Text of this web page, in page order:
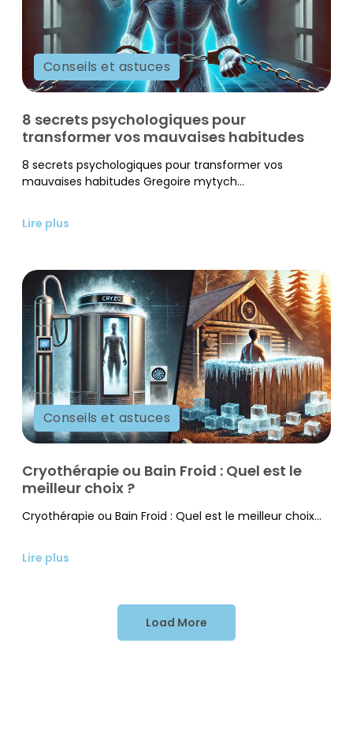
Conseils et astuces
8 secrets psychologiques pour
transformer vos mauvaises habitudes
8 secrets psychologiques pour transformer vos
mauvaises habitudes Gregoire mytych...
Lire plus
Conseils et astuces
Cryothérapie ou Bain Froid : Quel est le
meilleur choix ?
Cryothérapie ou Bain Froid : Quel est le meilleur choix...
Lire plus
Load More